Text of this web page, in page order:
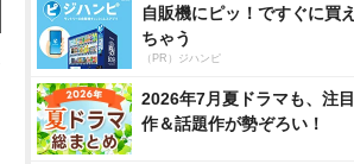
自販機にピッ！ですぐに買え
ちゃう
（PR）ジハンピ
2026年7月夏ドラマも、注目
作＆話題作が勢ぞろい！